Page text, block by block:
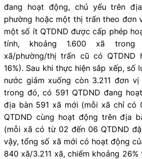
đang hoạt động, chủ yếu trên
phường hoặc một thị trấn theo đơn
một số ít QTDND được cấp phép
tính, khoảng 1.600 xã trong
xã/phường/thị trấn cũ có QTDND
16%). Sau khi thực hiện sắp xếp, số
nước giảm xuống còn 3.211 đơn
trong đó, có 591 QTDND đang
địa bàn 591 xã mới (mỗi xã chỉ có
QTDND cùng hoạt động trên địa
(mỗi xã có từ 02 đến 06 QTDND
vậy, tổng số xã mới có hoạt động
840 xã/3.211 xã, chiếm khoảng